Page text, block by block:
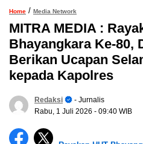
Home / Media Network
MITRA MEDIA :
Bhayangkara Ke-80,
Berikan Ucapan
kepada Kapolres
Redaksi
- Jurnalis
Rabu, 1 Juli 2026 - 09:40 WIB